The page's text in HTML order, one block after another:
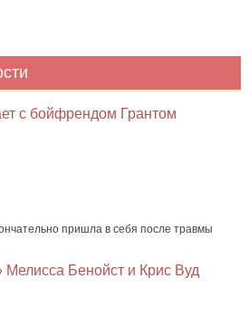
с бойфрендом Грантом
пришла в себя после травмы
Бенойст и Крис Вуд